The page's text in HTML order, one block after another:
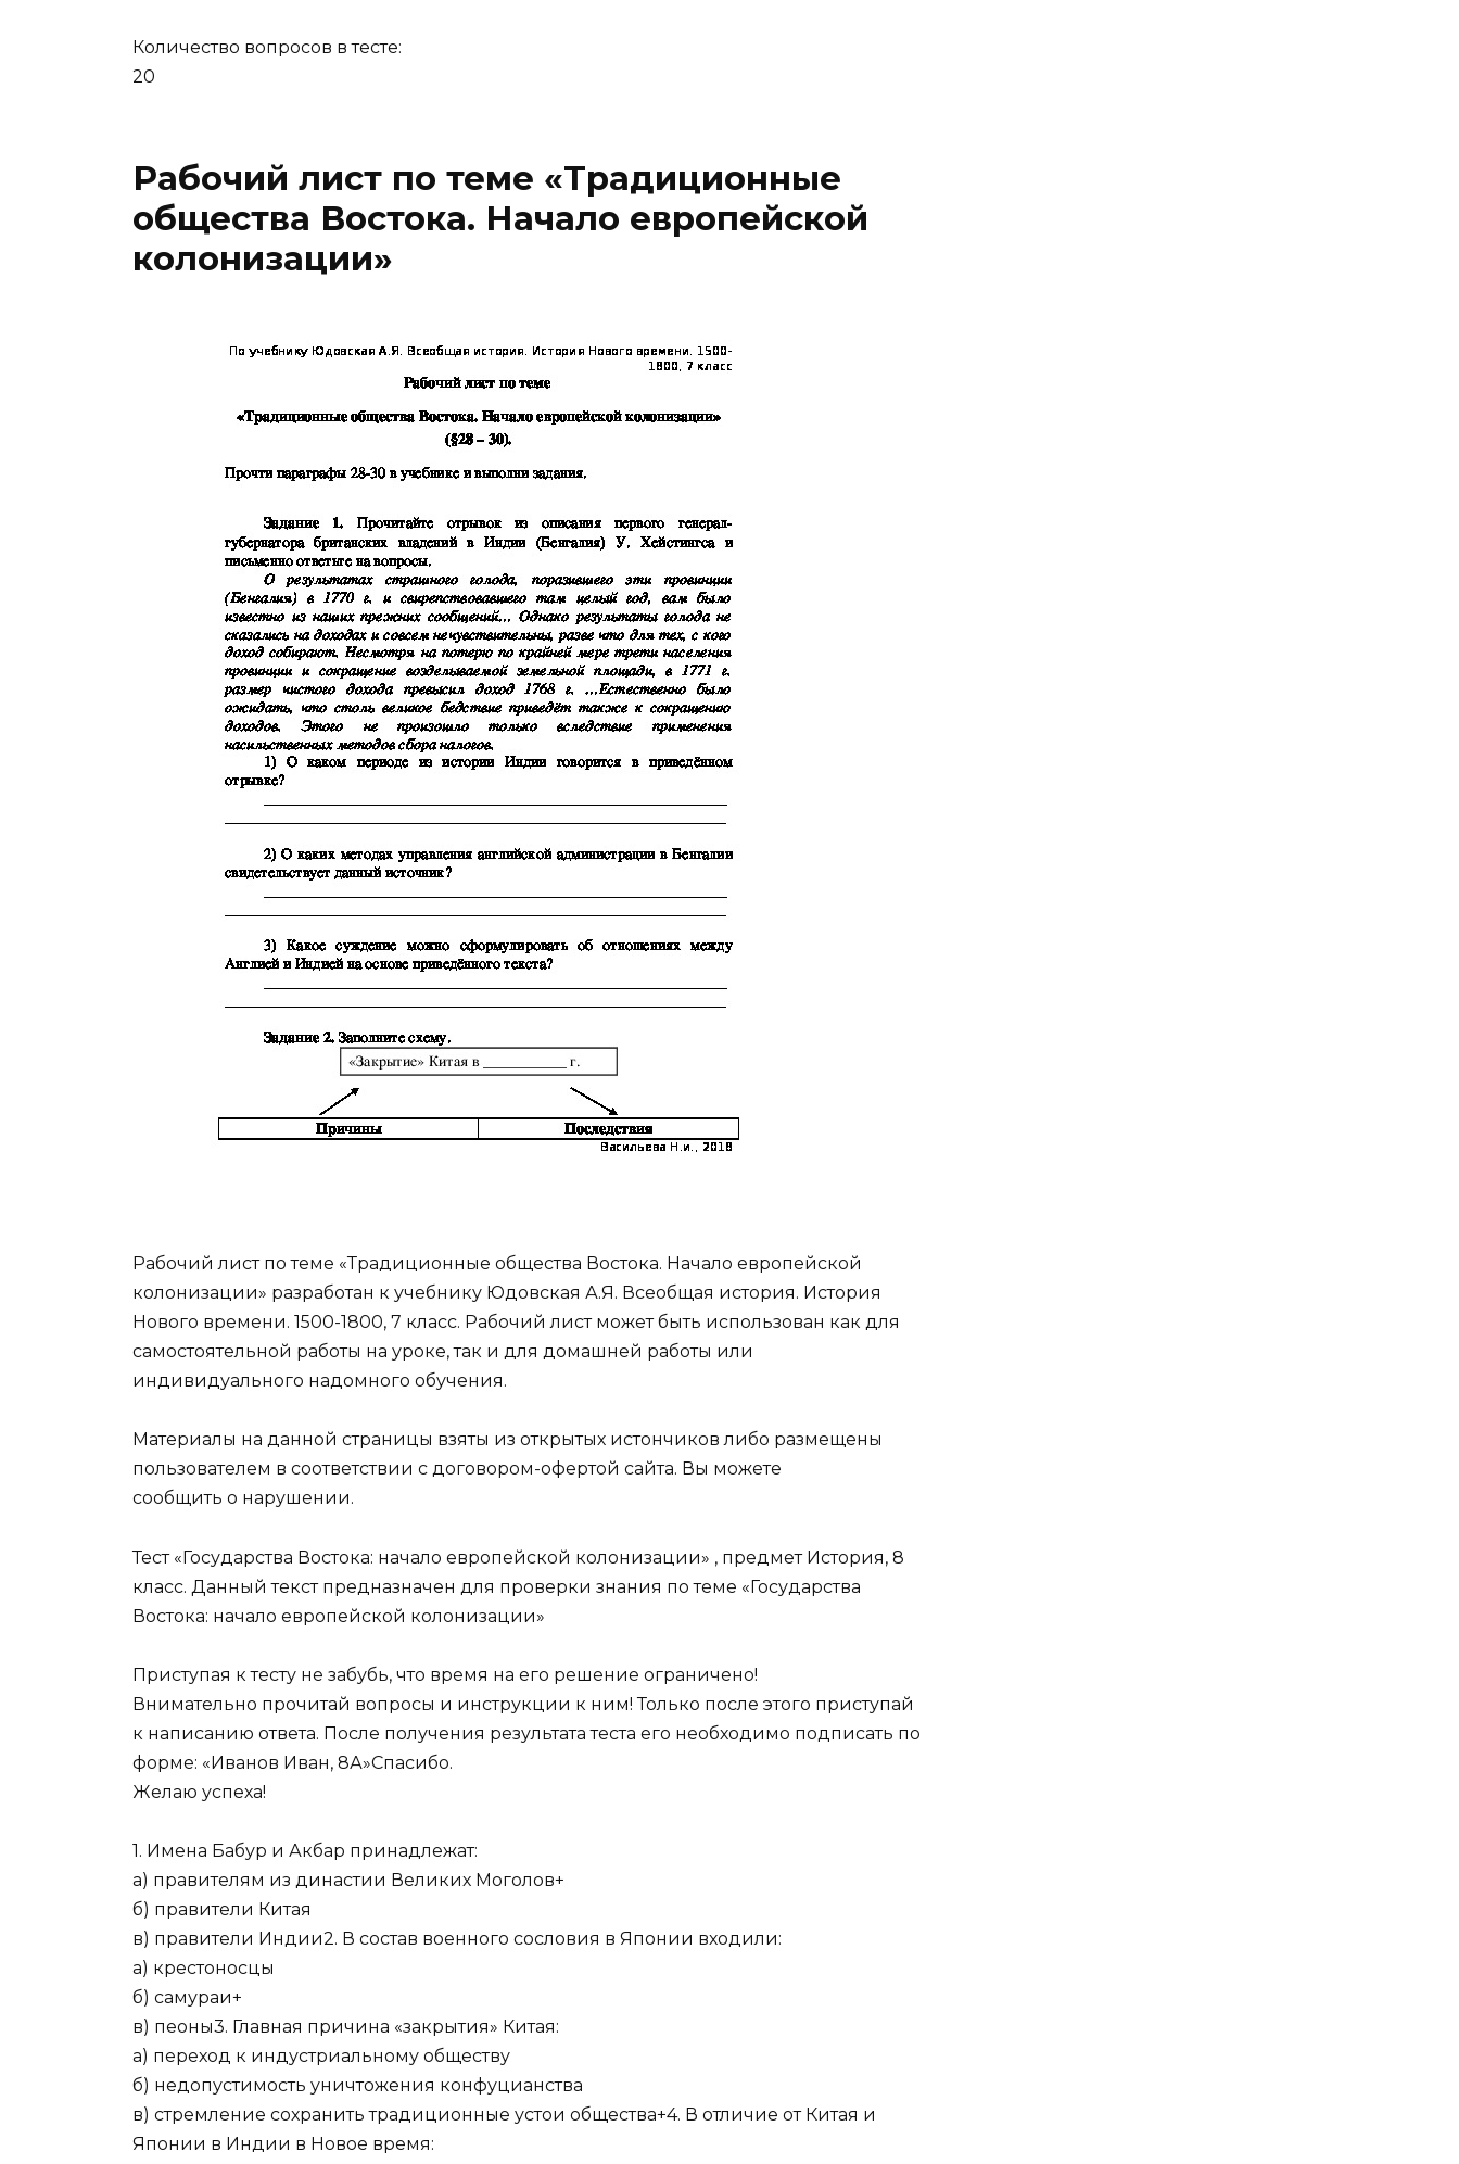
Количество вопросов в тесте:
20
Рабочий лист по теме «Традиционные
общества Востока. Начало европейской
колонизации»
Рабочий лист по теме «Традиционные общества Востока. Начало европейской
колонизации» разработан к учебнику Юдовская А.Я. Всеобщая история. История
Нового времени. 1500-1800, 7 класс. Рабочий лист может быть использован как для
самостоятельной работы на уроке, так и для домашней работы или
индивидуального надомного обучения.
Материалы на данной страницы взяты из открытых истончиков либо размещены
пользователем в соответствии с договором-офертой сайта. Вы можете
сообщить о нарушении.
Тест «Государства Востока: начало европейской колонизации» , предмет История, 8
класс. Данный текст предназначен для проверки знания по теме «Государства
Востока: начало европейской колонизации»
Приступая к тесту не забубь, что время на его решение ограничено!
Внимательно прочитай вопросы и инструкции к ним! Только после этого приступай
к написанию ответа. После получения результата теста его необходимо подписать по
форме: «Иванов Иван, 8А»Спасибо.
Желаю успеха!
1. Имена Бабур и Акбар принадлежат:
а) правителям из династии Великих Моголов+
б) правители Китая
в) правители Индии2. В состав военного сословия в Японии входили:
а) крестоносцы
б) самураи+
в) пеоны3. Главная причина «закрытия» Китая:
а) переход к индустриальному обществу
б) недопустимость уничтожения конфуцианства
в) стремление сохранить традиционные устои общества+4. В отличие от Китая и
Японии в Индии в Новое время: